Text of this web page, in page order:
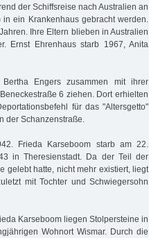
der Schiffsreise nach Australien an
ein Krankenhaus gebracht werden.
Ihre Eltern blieben in Australien
Ernst Ehrenhaus starb 1967, Anita
Engers zusammen mit ihrer
6 ziehen. Dort erhielten
für das "Altersgetto"
der Schanzenstraße.
Frieda Karseboom starb am 22.
in Theresienstadt. Da der Teil der
gelebt hatte, nicht mehr existiert, liegt
mit Tochter und Schwiegersohn
Karseboom liegen Stolpersteine in
Wohnort Wismar. Durch die